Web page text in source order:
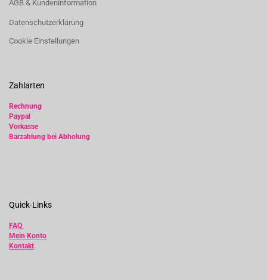
AGB & Kundeninformation
Datenschutzerklärung
Cookie Einstellungen
Zahlarten
Rechnung
Paypal
Vorkasse
Barzahlung bei Abholung
Quick-Links
FAQ
Mein Konto
Kontakt